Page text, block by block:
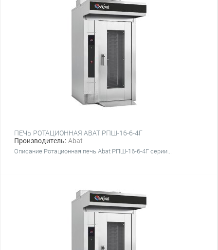
ПЕЧЬ РОТАЦИОННАЯ ABAT РПШ-16-6-4Г
Производитель: Abat
Описание Ротационная печь Abat РПШ-16-6-4Г серии...